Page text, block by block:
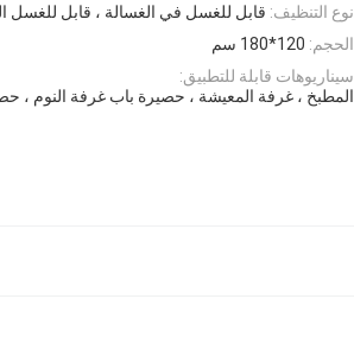
نوع التنظيف: قابل للغسل في الغسالة ، قابل للغسل
الحجم: 120*180 سم
سيناريوهات قابلة للتطبيق:
المطبخ ، غرفة المعيشة ، حصيرة باب غرفة النوم ،